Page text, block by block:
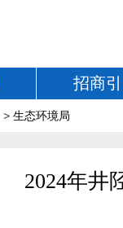
招商
> 生态环境局
2024年井